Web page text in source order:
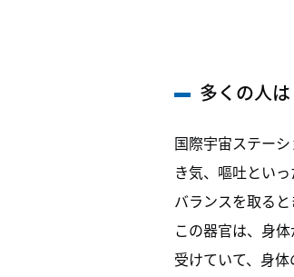
多くの人
国際宇宙ステー
き気、嘔吐とい
バランスを取る
この器官は、身
受けていて、身体